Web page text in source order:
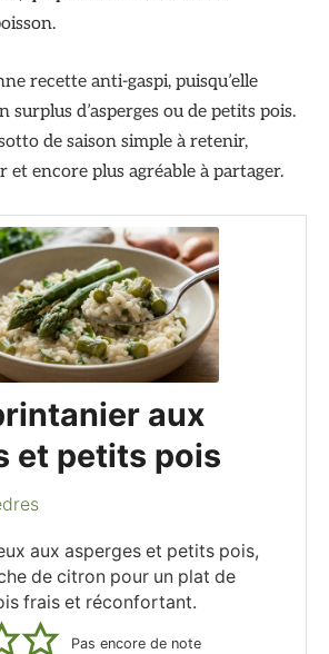
recette anti-gaspi, puisqu’elle
surplus d’asperges ou de petits pois.
de saison simple à retenir,
et encore plus agréable à partager.
aux
et petits pois
aux asperges et petits pois,
de citron pour un plat de
frais et réconfortant.
Pas encore de note